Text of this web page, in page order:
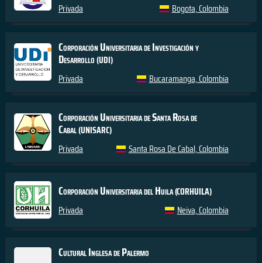
Privada Bogota, Colombia
Corporación Universitaria de Investigación y
Desarrollo(UDI)
Privada Bucaramanga, Colombia
Corporación Universitaria de Santa Rosa de
Cabal(UNISARC)
Privada Santa Rosa De Cabal, Colombia
Corporación Universitaria del Huila(CORHUILA)
Privada Neiva, Colombia
Cultural Inglesa de Palermo